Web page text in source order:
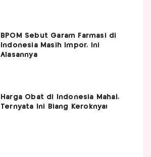
BPOM Sebut Garam Farmasi di
Indonesia Masih Impor, Ini
Alasannya
Harga Obat di Indonesia Mahal,
Ternyata Ini Biang Keroknya!